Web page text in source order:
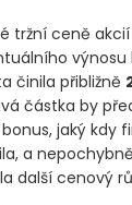
tržní ceně
výnosu
činila přibližně
částka by
jaký kdy
a
další cenový